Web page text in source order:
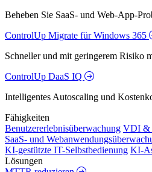
Beheben Sie SaaS- und Web-App-
ControlUp Migrate für Windows 365
Schneller und mit geringerem Risiko
ControlUp DaaS IQ
Intelligentes Autoscaling und
Fähigkeiten
Benutzererlebnisüberwachung VDI &
SaaS- und
KI-gestützte IT-Selbstbedienung KI-
Lösungen